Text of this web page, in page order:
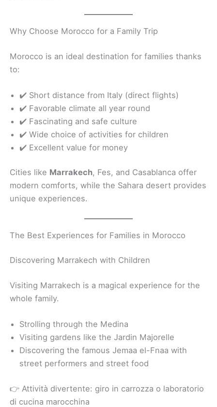
Why Choose Morocco for a Family Trip
Morocco is an ideal destination for families thanks
to:
✔️ Short distance from Italy (direct flights)
✔️ Favorable climate all year round
✔️ Fascinating and safe culture
✔️ Wide choice of activities for children
✔️ Excellent value for money
Cities like Marrakech, Fes, and Casablanca offer
modern comforts, while the Sahara desert provides
unique experiences.
The Best Experiences for Families in Morocco
Discovering Marrakech with Children
Visiting Marrakech is a magical experience for the
whole family.
Strolling through the Medina
Visiting gardens like the Jardin Majorelle
Discovering the famous Jemaa el-Fnaa with
street performers and street food
👉 Attività divertente: giro in carrozza o laboratorio
di cucina marocchina